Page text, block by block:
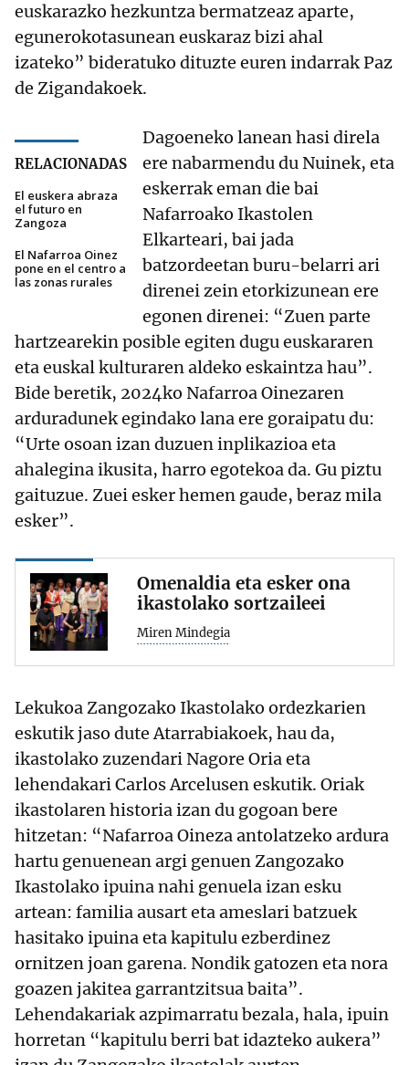
euskarazko hezkuntza bermatzeaz aparte,
egunerokotasunean euskaraz bizi ahal
izateko” bideratuko dituzte euren indarrak Paz
de Zigandakoek.
RELACIONADAS
El euskera abraza
el futuro en
Zangoza
El Nafarroa Oinez
pone en el centro a
las zonas rurales
Dagoeneko lanean hasi direla
ere nabarmendu du Nuinek, eta
eskerrak eman die bai
Nafarroako Ikastolen
Elkarteari, bai jada
batzordeetan buru-belarri ari
direnei zein etorkizunean ere
egonen direnei: “Zuen parte
hartzearekin posible egiten dugu euskararen
eta euskal kulturaren aldeko eskaintza hau”.
Bide beretik, 2024ko Nafarroa Oinezaren
arduradunek egindako lana ere goraipatu du:
“Urte osoan izan duzuen inplikazioa eta
ahalegina ikusita, harro egotekoa da. Gu piztu
gaituzue. Zuei esker hemen gaude, beraz mila
esker”.
Omenaldia eta esker ona
ikastolako sortzaileei
Miren Mindegia
Lekukoa Zangozako Ikastolako ordezkarien
eskutik jaso dute Atarrabiakoek, hau da,
ikastolako zuzendari Nagore Oria eta
lehendakari Carlos Arcelusen eskutik. Oriak
ikastolaren historia izan du gogoan bere
hitzetan: “Nafarroa Oineza antolatzeko ardura
hartu genuenean argi genuen Zangozako
Ikastolako ipuina nahi genuela izan esku
artean: familia ausart eta ameslari batzuek
hasitako ipuina eta kapitulu ezberdinez
ornitzen joan garena. Nondik gatozen eta nora
goazen jakitea garrantzitsua baita”.
Lehendakariak azpimarratu bezala, hala, ipuin
horretan “kapitulu berri bat idazteko aukera”